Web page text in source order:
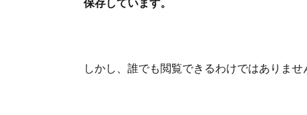
しかし、誰でも閲覧できるわけではありませ